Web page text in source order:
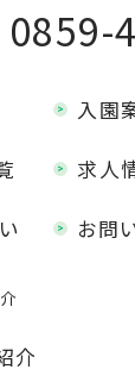
0859-
介
入園
求人
お問